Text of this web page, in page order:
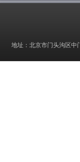
地址：北京市门头沟区中